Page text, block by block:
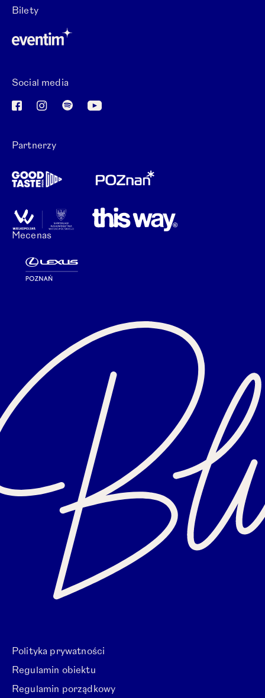
BiletyOtwórz link w nowej karcie.
Social media
Partnerzy
Mecenas
Polityka prywatności
Regulamin obiektu
Regulamin porządkowy